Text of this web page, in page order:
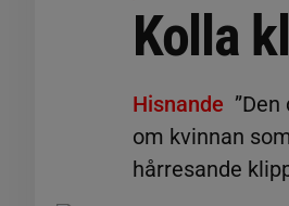
Kolla
Hisnande
om kvinnan
hårresande